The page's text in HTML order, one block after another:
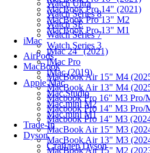
MacBook Pro 14" (2021)
MacBook Pro 13" M2
MacBook Pro 13" M1
iMac
iMac 24" (2021)
iMac Pro
iMac (2019)
Apple Mac
Mac Studio
Mac mini M2
Mac mini M1
Trade-In
Dyson
Стайлер Dyson
Watch Ultra
Watch Series 8
Watch SE
Watch Series 7
Watch Series 3
AirPods
MacBook
MacBook Air 15" M4
MacBook Air 13" M4
Macbook Pro 16" M3 Pro/
Macbook Pro 14" M3 Pro/
Macbook Pro 14" M3
MacBook Air 15" M3
MacBook Air 13" M3
MacBook Air 15" M2